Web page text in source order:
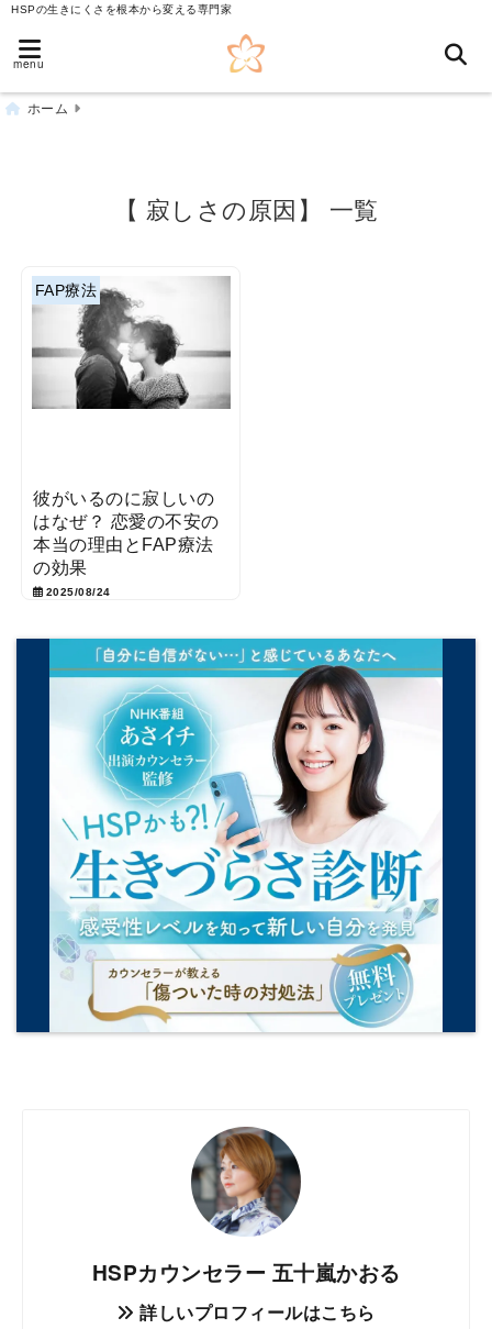
HSPの生きにくさを根本から変える専門家
menu
ホーム
【 寂しさの原因】 一覧
FAP療法
彼がいるのに寂しいの
はなぜ？ 恋愛の不安の
本当の理由とFAP療法
の効果
2025/08/24
HSPカウンセラー 五十嵐かおる
詳しいプロフィールはこちら